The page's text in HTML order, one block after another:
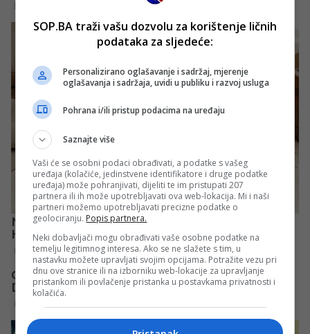
SOP.BA traži vašu dozvolu za korištenje ličnih
podataka za sljedeće:
Personalizirano oglašavanje i sadržaj, mjerenje
oglašavanja i sadržaja, uvidi u publiku i razvoj usluga
Pohrana i/ili pristup podacima na uređaju
Saznajte više
Vaši će se osobni podaci obrađivati, a podatke s vašeg
uređaja (kolačiće, jedinstvene identifikatore i druge podatke
uređaja) može pohranjivati, dijeliti te im pristupati 207
partnera ili ih može upotrebljavati ova web-lokacija. Mi i naši
partneri možemo upotrebljavati precizne podatke o
geolociranju. Popis partnera.
Neki dobavljači mogu obrađivati vaše osobne podatke na
temelju legitimnog interesa. Ako se ne slažete s tim, u
nastavku možete upravljati svojim opcijama. Potražite vezu pri
dnu ove stranice ili na izborniku web-lokacije za upravljanje
pristankom ili povlačenje pristanka u postavkama privatnosti i
kolačića.